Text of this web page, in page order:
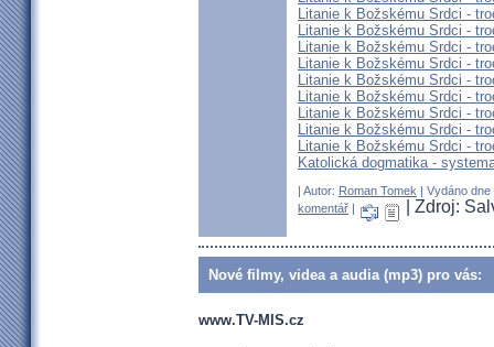
Litanie k Božskému Srdci -
Litanie k Božskému Srdci -
Litanie k Božskému Srdci -
Litanie k Božskému Srdci -
Litanie k Božskému Srdci -
Litanie k Božskému Srdci -
Litanie k Božskému Srdci -
Litanie k Božskému Srdci -
Litanie k Božskému Srdci -
Katolická dogmatika -
| Autor: Roman Tomek | Vydáno
komentář | | Zdroj:
Nové filmy, videa a audia (mp3) pro vás:
www.TV-MIS.cz